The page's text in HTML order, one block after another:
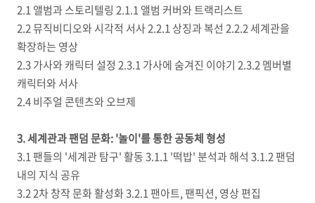
2.1 앨범과 스토리텔링 2.1.1 앨범 커버와 트랙리스트
2.2 뮤직비디오와 시각적 서사 2.2.1 상징과 복선 2.2.2 세계관을
확장하는 영상
2.3 가사와 캐릭터 설정 2.3.1 가사에 숨겨진 이야기 2.3.2 멤버별
캐릭터와 서사
2.4 비주얼 콘텐츠와 오브제
3. 세계관과 팬덤 문화: '놀이'를 통한 공동체 형성
3.1 팬들의 '세계관 탐구' 활동 3.1.1 '떡밥' 분석과 해석 3.1.2 팬덤
내의 지식 공유
3.2 2차 창작 문화 활성화 3.2.1 팬아트, 팬픽션, 영상 편집